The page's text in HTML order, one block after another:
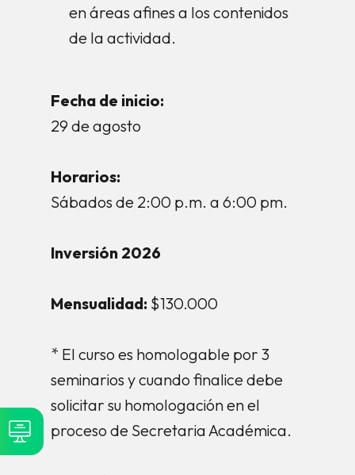
en áreas afines a los contenidos
de la actividad.
Fecha de inicio:
29 de agosto
Horarios:
Sábados de 2:00 p.m. a 6:00 pm.
Inversión 2026
Mensualidad: $130.000
* El curso es homologable por 3
seminarios y cuando finalice debe
solicitar su homologación en el
proceso de Secretaria Académica.